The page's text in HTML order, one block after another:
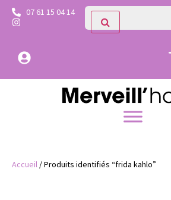
07 61 15 04 14
Accueil / Produits identifiés “frida kahlo”